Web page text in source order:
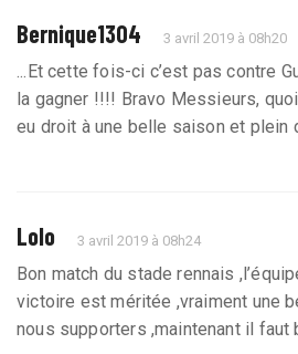
Bernique1304 3 avril 2019 à 08h20
...Et cette fois-ci c’est pas contre
la gagner !!!! Bravo Messieurs,
eu droit à une belle saison et plein
Lolo 3 avril 2019 à 08h24
Bon match du stade rennais
victoire est méritée ,vraiment une
nous supporters ,maintenant il faut